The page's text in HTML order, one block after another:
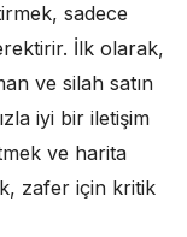
sadece
İlk olarak,
ve silah satın
iyi bir iletişim
ve harita
zafer için kritik